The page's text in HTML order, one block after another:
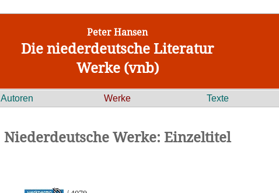
Peter Hansen
Die niederdeutsche Literatur
Werke (vnb)
Autoren Werke Texte
Niederdeutsche Werke: Einzeltitel